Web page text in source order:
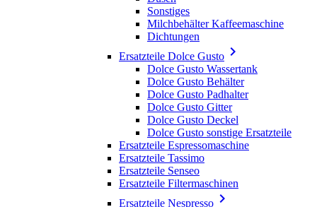
Sonstiges
Milchbehälter Kaffeemaschine
Dichtungen
Ersatzteile Dolce Gusto 
Dolce Gusto Wassertank
Dolce Gusto Behälter
Dolce Gusto Padhalter
Dolce Gusto Gitter
Dolce Gusto Deckel
Dolce Gusto sonstige Ersatzteile
Ersatzteile Espressomaschine
Ersatzteile Tassimo
Ersatzteile Senseo
Ersatzteile Filtermaschinen
Ersatzteile Nespresso 